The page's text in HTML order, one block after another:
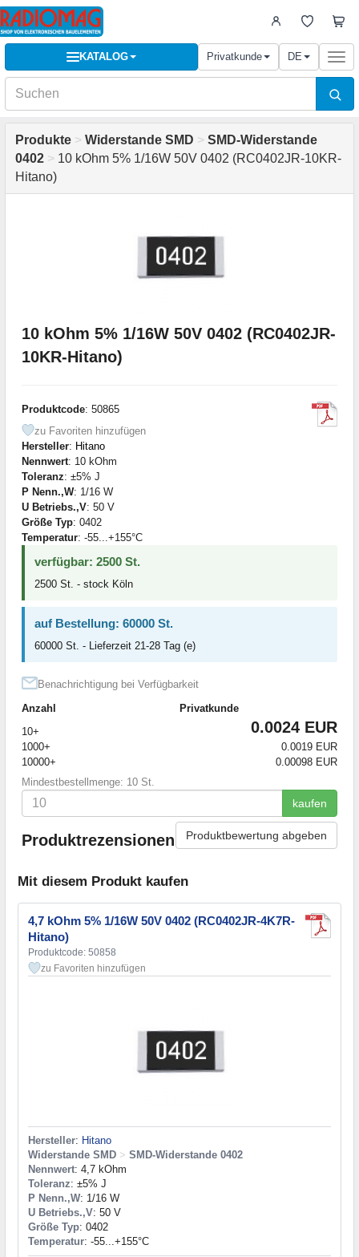
KATALOG Privatkunde DE
Produkte > Widerstande SMD > SMD-Widerstande
0402 > 10 kOhm 5% 1/16W 50V 0402 (RC0402JR-10KR-
Hitano)
10 kOhm 5% 1/16W 50V 0402 (RC0402JR-
10KR-Hitano)
Produktcode: 50865
zu Favoriten hinzufügen
Hersteller: Hitano
Nennwert: 10 kOhm
Toleranz: ±5% J
P Nenn.,W: 1/16 W
U Betriebs.,V: 50 V
Größe Typ: 0402
Temperatur: -55...+155°C
verfügbar: 2500 St.
2500 St. - stock Köln
auf Bestellung: 60000 St.
60000 St. - Lieferzeit 21-28 Tag (e)
Benachrichtigung bei Verfügbarkeit
Anzahl
Privatkunde
10+
0.0024 EUR
1000+
0.0019 EUR
10000+
0.00098 EUR
Mindestbestellmenge: 10 St.
kaufen
Produktrezensionen Produktbewertung abgeben
Mit diesem Produkt kaufen
4,7 kOhm 5% 1/16W 50V 0402 (RC0402JR-4K7R-
Hitano)
Produktcode: 50858
zu Favoriten hinzufügen
Hersteller: Hitano
Widerstande SMD > SMD-Widerstande 0402
Nennwert: 4,7 kOhm
Toleranz: ±5% J
P Nenn.,W: 1/16 W
U Betriebs.,V: 50 V
Größe Typ: 0402
Temperatur: -55...+155°C